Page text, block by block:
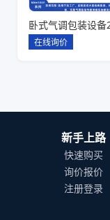
在线询价
新手上路
快速购买
询价报价
注册登录